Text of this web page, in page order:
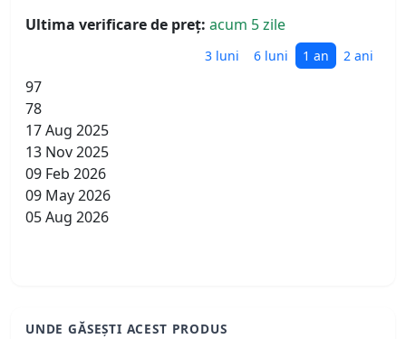
Ultima verificare de preț: acum 5 zile
3 luni 6 luni 1 an 2 ani
97
78
17 Aug 2025
13 Nov 2025
09 Feb 2026
09 May 2026
05 Aug 2026
UNDE GĂSEȘTI ACEST PRODUS